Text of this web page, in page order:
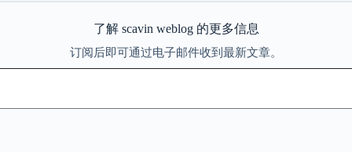
了解 scavin weblog 的更多信息
订阅后即可通过电子邮件收到最新文章。